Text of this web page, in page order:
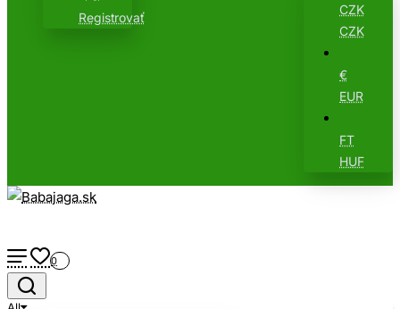
Registrovať
CZK
CZK
€
EUR
FT
HUF
0